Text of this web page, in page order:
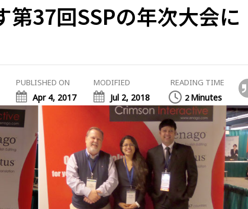
第37回SSPの年次大会に
READING TIME
2 Minutes
MODIFIED
Jul 2, 2018
PUBLISHED ON
Apr 4, 2017